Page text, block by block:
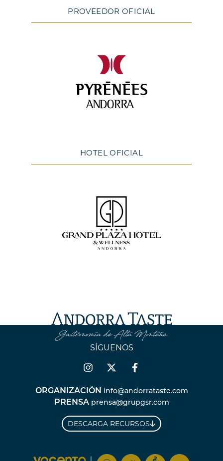
PROVEEDOR OFICIAL
HOTEL OFICIAL
SÍGUENOS
ORGANIZACIÓN info@andorrataste.com
PRENSA prensa@grupgsr.com
DESCARGA RECURSOS